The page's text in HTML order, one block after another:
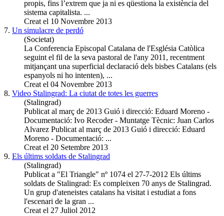
propis, fins l’extrem que ja ni es qüestiona la existència del
sistema capitalista. ...
Creat el 10 Novembre 2013
7. Un simulacre de perdó
(Societat)
La Conferencia Episcopal Catalana de l'Església Catòlica
seguint el fil de la seva pastoral de l'any 2011, recentment
mitjançant una superficial declaració dels bisbes Catalans (els
espanyols ni ho intenten), ...
Creat el 04 Novembre 2013
8. Video Stalingrad: La ciutat de totes les guerres
(Stalingrad)
Publicat al març de 2013 Guió i direcció: Eduard Moreno -
Documentació: Ivo Recoder - Muntatge Tècnic: Juan Carlos
Alvarez Publicat al març de 2013 Guió i direcció: Eduard
Moreno - Documentació: ...
Creat el 20 Setembre 2013
9. Els últims soldats de Stalingrad
(Stalingrad)
Publicat a "El Triangle" nº 1074 el 27-7-2012 Els últims
soldats de Stalingrad: Es compleixen 70 anys de Stalingrad.
Un grup d'ateneistes catalans ha visitat i estudiat a fons
l'escenari de la gran ...
Creat el 27 Juliol 2012